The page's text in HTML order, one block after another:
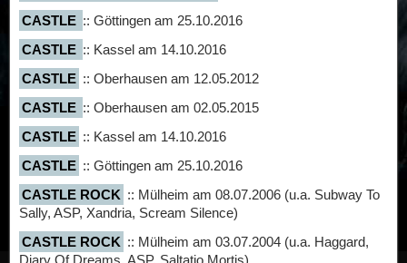
CASTLE :: Göttingen am 25.10.2016
CASTLE :: Kassel am 14.10.2016
CASTLE :: Oberhausen am 12.05.2012
CASTLE :: Oberhausen am 02.05.2015
CASTLE :: Kassel am 14.10.2016
CASTLE :: Göttingen am 25.10.2016
CASTLE ROCK :: Mülheim am 08.07.2006 (u.a. Subway To
Sally, ASP, Xandria, Scream Silence)
CASTLE ROCK :: Mülheim am 03.07.2004 (u.a. Haggard,
Diary Of Dreams, ASP, Saltatio Mortis)